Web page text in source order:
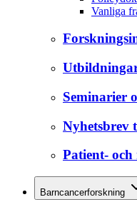
Vanliga
Seminarier
Nyhetsbrev
Patient- och
Barncancerforskning